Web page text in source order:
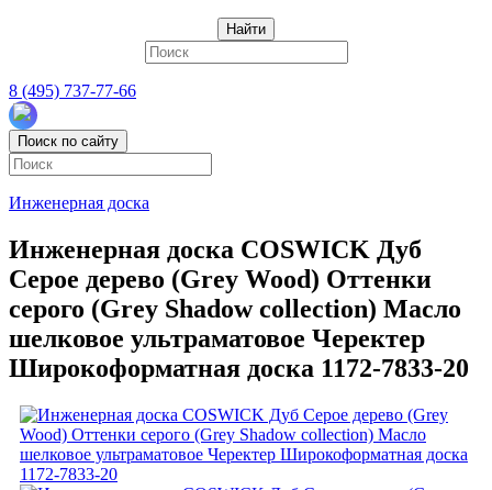
Найти
8 (495) 737-77-66
Поиск по сайту
Инженерная доска
Инженерная доска COSWICK Дуб
Серое дерево (Grey Wood) Оттенки
серого (Grеy Shadow collection) Масло
шелковое ультраматовое Черектер
Широкоформатная доска 1172-7833-20